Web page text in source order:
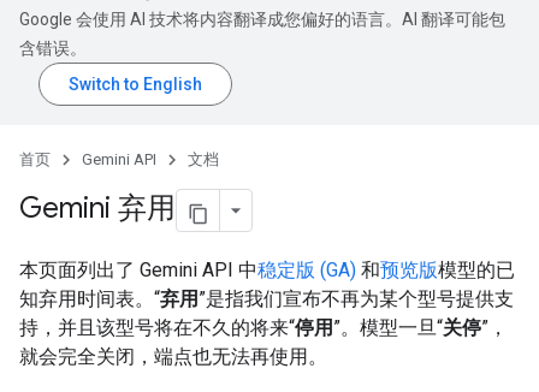
Google 会使用 AI 技术将内容翻译成您偏好的语言。AI 翻译可能包
含错误。
首页 Gemini API 文档
Gemini 弃用
本页面列出了 Gemini API 中稳定版 (GA) 和预览版模型的已
知弃用时间表。“弃用 ”是指我们宣布不再为某个型号提供支
持，并且该型号将在不久的将来“停用 ”。模型一旦“关停”，
就会完全关闭，端点也无法再使用。